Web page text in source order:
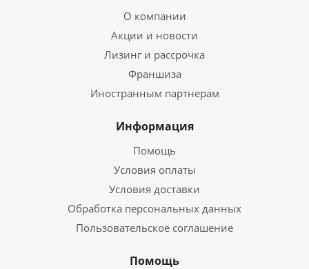
О компании
Акции и новости
Лизинг и рассрочка
Франшиза
Иностранным партнерам
Информация
Помощь
Условия оплаты
Условия доставки
Обработка персональных данных
Пользовательское соглашение
Помощь